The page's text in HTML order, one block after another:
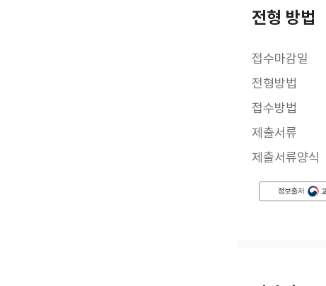
전형 방법
접수마감일
전형방법
접수방법
제출서류
제출서류양식